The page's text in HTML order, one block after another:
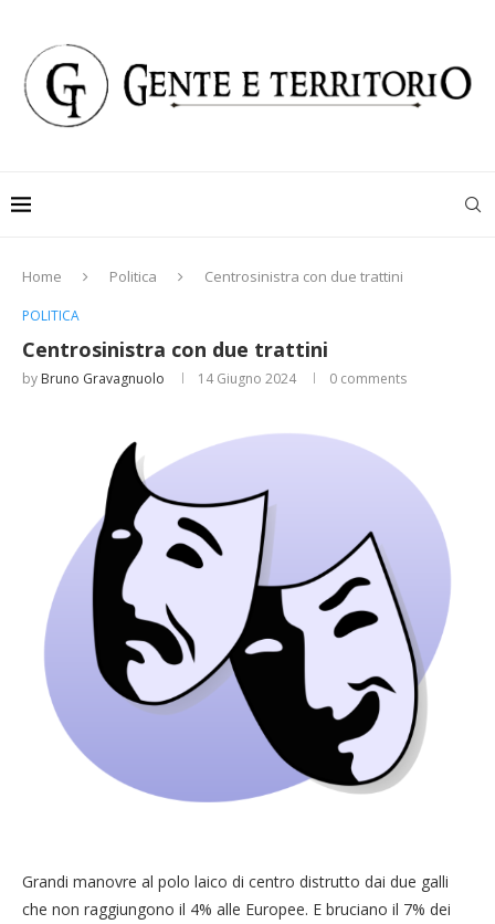
Home Politica Centrosinistra con due trattini
POLITICA
Centrosinistra con due trattini
by Bruno Gravagnuolo 14 Giugno 2024 0 comments
Grandi manovre al polo laico di centro distrutto dai due galli
che non raggiungono il 4% alle Europee. E bruciano il 7% dei